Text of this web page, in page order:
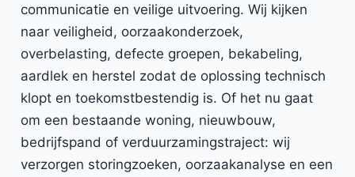
communicatie en veilige uitvoering. Wij kijken
naar veiligheid, oorzaakonderzoek,
overbelasting, defecte groepen, bekabeling,
aardlek en herstel zodat de oplossing technisch
klopt en toekomstbestendig is. Of het nu gaat
om een bestaande woning, nieuwbouw,
bedrijfspand of verduurzamingstraject: wij
verzorgen storingzoeken, oorzaakanalyse en een